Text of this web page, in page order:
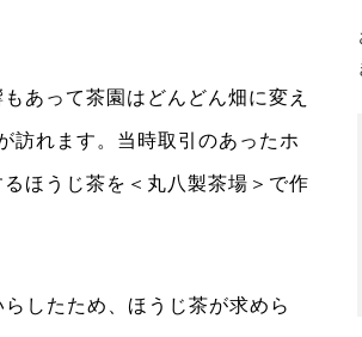
あって茶園はどんどん畑に変え
訪れます。当時取引のあったホ
ほうじ茶を＜丸八製茶場＞で作
したため、ほうじ茶が求めら